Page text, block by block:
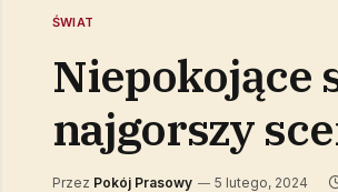
ŚWIAT
Niepokojące
najgorszy
Przez Pokój Prasowy 5 lutego, 2024